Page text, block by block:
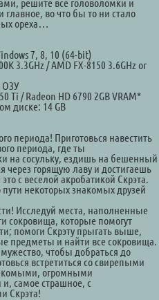
решите все головоломки и
во что бы то ни стало
ореха…
7, 8, 10 (64-bit)
3.3GHz / AMD FX-8150 3.6GHz or
ОЗУ
Ti / Radeon HD 6790 2GB VRAM*
диске: 14 GB
периода! Приготовься навестить
периода, где ты
на сосульку, ездишь на бешенный
через горящую лаву и достигаешь
с веселой акробатикой Скрэта.
некоторых знакомых друзей
Исследуй места, наполненные
сокровища, которые помогут
помоги Скрэту прыгать выше,
предметы и найти все сокровища.
чтобы добраться до
встретиться со свирепыми
огромными
самое страшное, с
Скрэта!